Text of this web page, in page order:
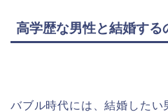
高学歴な男性と結婚する
バブル時代には、結婚したい